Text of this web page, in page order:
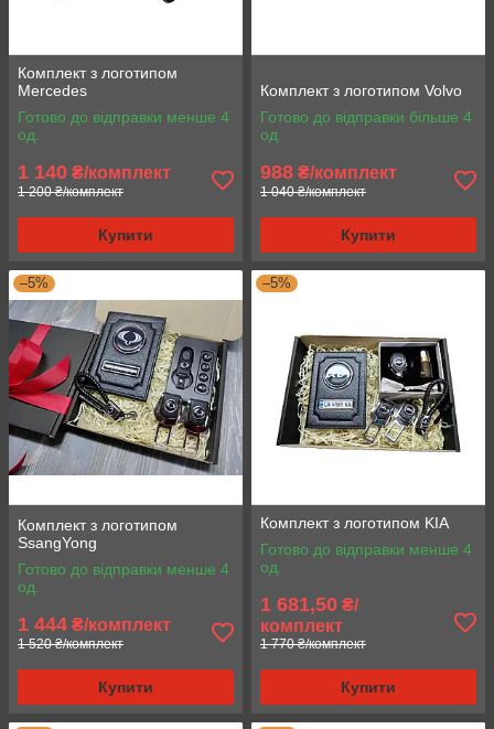
Комплект з логотипом
Mercedes
Готово до відправки менше 4
од.
1 140 ₴/комплект
1 200 ₴/комплект
Купити
Комплект з логотипом Volvo
Готово до відправки більше 4
од.
988 ₴/комплект
1 040 ₴/комплект
Купити
–5%
Комплект з логотипом
SsangYong
Готово до відправки менше 4
од.
1 444 ₴/комплект
1 520 ₴/комплект
Купити
–5%
Комплект з логотипом KIA
Готово до відправки менше 4
од.
1 681,50 ₴/
комплект
1 770 ₴/комплект
Купити